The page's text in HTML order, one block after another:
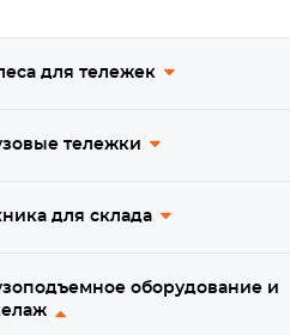
для тележек
тележки
для склада
оборудование и